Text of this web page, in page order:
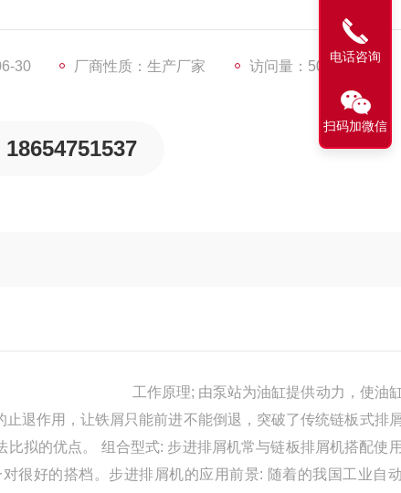
30 厂商性质：生产厂家 访问量：5071
18654751537
工作原理; 由泵站为油缸提供动力，使油
退作用，让铁屑只能前进不能倒退，突破了传统链板式排
拟的优点。
组合型式: 步进排屑机常与链板排屑机搭配使
很好的搭档。 步进排屑机的应用前景: 随着的我国工业自
电话咨询
扫码加微信